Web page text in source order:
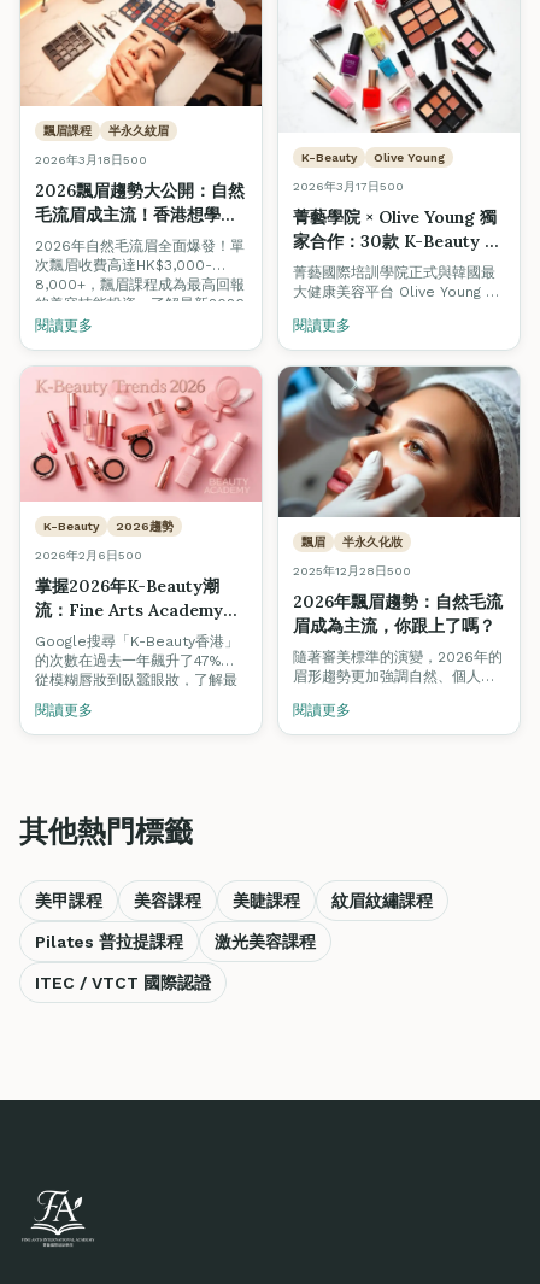
費，加上 2026 香港新娘化妝師
真實收入區間。
飄眉課程 半永久紋眉
2026年3月18日500
2026飄眉趨勢大公開：自然
毛流眉成主流！香港想學飄
眉課程現在正是最佳時機
2026年自然毛流眉全面爆發！單
次飄眉收費高達HK$3,000-
8,000+，飄眉課程成為最高回報
的美容技能投資。了解最新2026
眉形趨勢、為什麼飄眉是AI無法
到月入過萬。
閱讀更多
K-Beauty Olive Young
2026年3月17日500
菁藝學院 × Olive Young 獨
家合作：30款 K-Beauty 精
選產品助你課堂內外提升美
容技術
菁藝國際培訓學院正式與韓國最
大健康美容平台 Olive Young 合
產品，涵蓋美睫、美甲及美妝三
大課程。使用推廣碼
2024FA1020 即享 5% 折扣，助
你在課堂內外持續練習與提升技
術。
閱讀更多
K-Beauty 2026趨勢
2026年2月6日500
掌握2026年K-Beauty潮
流：Fine Arts Academy課
程如何提升您的專業技能
Google搜尋「K-Beauty香港」
的次數在過去一年飆升了47%。
從模糊唇妝到臥蠶眼妝，了解最
新韓國美容趨勢如何重新定義香
港美容行業，以及如何透過專業
認證課程掌握這些技術。
閱讀更多
飄眉 半永久化妝
2025年12月28日500
2026年飄眉趨勢：自然毛流
眉成為主流，你跟上了嗎？
隨著審美標準的演變，2026年的
眉形趨勢更加強調自然、個人化
術，讓你在競爭激烈的市場中脫
穎而出。
閱讀更多
其他熱門標籤
美甲課程 美容課程 美睫課程 紋眉紋繡課程
Pilates 普拉提課程 激光美容課程
ITEC / VTCT 國際認證